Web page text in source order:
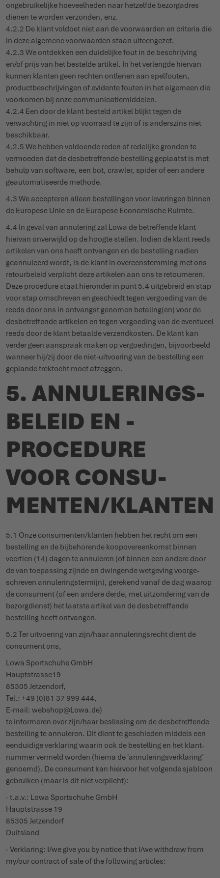
onge­brui­kelijke hoeveelheden naar hetzelfde bezorgadres
dienen te worden verzonden, enz.
4.2.2 De klant voldoet niet aan de voor­waarden en criteria die
in deze algemene voor­waarden staan uiteengezet.
4.2.3 We ontdekken een duidelijke fout in de beschrijving
en/of prijs van het bestelde artikel. In het verlengde hiervan
kunnen klanten geen rechten ontlenen aan spel­fouten,
product­be­schrij­vingen of evidente fouten in het algemeen die
voorkomen bij onze commu­ni­ca­tie­middelen.
4.2.4 Een door de klant besteld artikel blijkt tegen de
verwachting in niet op voorraad te zijn of is anderszins niet
beschikbaar.
4.2.5 We hebben voldoende reden of redelijke gronden te
vermoeden dat de desbe­treffende bestelling geplaatst is met
behulp van software, een bot, crawler, spider of een andere
geau­to­ma­ti­seerde methode.
4.3 We accepteren alleen bestel­lingen voor leve­ringen binnen
de Europese Unie en de Europese Econo­mische Ruimte.
4.4 In geval van annu­lering zal Lowa de betreffende klant
hiervan onverwijld op de hoogte stellen. Indien de klant reeds
artikelen van ons heeft ontvangen en de bestelling nadien
gean­nuleerd wordt, is de klant in over­een­stemming met ons
retour­beleid verplicht deze artikelen aan ons te retourneren.
Deze procedure staat hieronder in punt 5.4 uitgebreid en stap
voor stap omschreven en geschiedt tegen vergoeding van de
reeds door ons in ontvangst genomen betaling(en) voor de
desbe­treffende artikelen en tegen vergoeding van de eventueel
reeds door de klant betaalde verzend­kosten. De klant kan
verder geen aanspraak maken op vergoe­dingen, bijvoorbeeld
wanneer hij/zij door de niet-uitvoering van de bestelling een
geplande trektocht moet afzeggen.
5. ANNU­LE­RINGS­
BELEID EN -
PROCEDURE
VOOR CONSU­
MENTEN/KLANTEN
5.1 Onze consu­menten/klanten hebben het recht om een
bestelling en de bijbe­horende koop­over­eenkomst binnen
veertien (14) dagen te annuleren (of binnen een andere door
de van toepassing zijnde en dwingende wetgeving voor­ge­
schreven annu­le­rings­termijn), gerekend vanaf de dag waarop
de consument (of een andere derde, met uitzon­dering van de
bezorg­dienst) het laatste artikel van de desbe­treffende
bestelling heeft ontvangen.
5.2 Ter uitvoering van zijn/haar annu­le­ringsrecht dient de
consument ons,
Lowa Sport­schuhe GmbH
Haupt­strasse19
85305 Jetzendorf,
Tel.: +49 (0)81 37 999 444,
E-mail: webshop@Lowa.de)
te informeren over zijn/haar beslissing om de desbe­treffende
bestelling te annuleren. Dit dient te geschieden middels een
eenduidige verklaring waarin ook de bestelling en het klant­
nummer vermeld worden (hierna de 'annu­le­rings­ver­klaring’
genoemd). De consument kan hiervoor het volgende sjabloon
gebruiken (maar is dit niet verplicht):
· t.a.v.: Lowa Sport­schuhe GmbH
Haupt­strasse 19
85305 Jetzendorf
Duitsland
· Verklaring: I/we give you by notice that I/we withdraw from
my/our contract of sale of the following articles: